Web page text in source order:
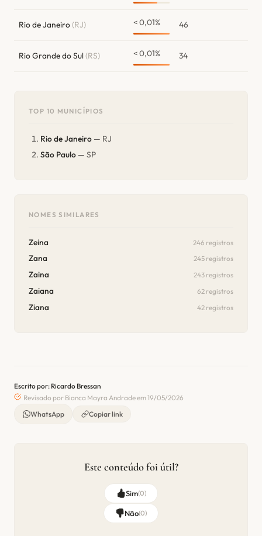
Rio de Janeiro(RJ) < 0,01% 46
Rio Grande do Sul(RS) < 0,01% 34
TOP 10 MUNICÍPIOS
Rio de Janeiro — RJ
São Paulo — SP
NOMES SIMILARES
Zeina 246 registros
Zana 245 registros
Zaina 243 registros
Zaiana 62 registros
Ziana 42 registros
Escrito por: Ricardo Bressan
Revisado por Bianca Mayra Andrade em 19/05/2026
WhatsApp
Copiar link
Este conteúdo foi útil?
Sim(0)
Não(0)